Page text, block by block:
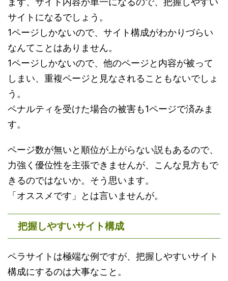
サイトになるでしょう。
1ページしかないので、サイト構成がわかりづらい
なんてことはありません。
1ページしかないので、他のページと内容が被って
しまい、重複ページと見なされることもないでしょ
う。
ペナルティを受けた場合の被害も1ページで済みま
す。
ページ数が無いと順位が上がらない説もあるので、
力強く優位性を主張できませんが、こんな見方もで
きるのではないか。そう思います。
「オススメです」とは言いませんが。
把握しやすいサイト構成
ペラサイトは極端な例ですが、把握しやすいサイト
構成にするのは大事なこと。